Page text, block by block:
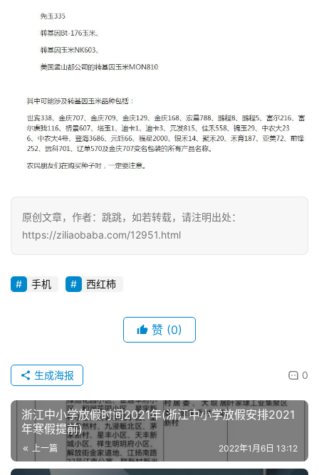
原创文章，作者：跳跳，如若转载，请注明出处：
https://ziliaobaba.com/12951.html
手机 西红柿
赞 (0)
0
生成海报
浙江中小学放假时间2021年(浙江中小学放假安排2021
年寒假提前)
上一篇 2022年1月6日 13:12